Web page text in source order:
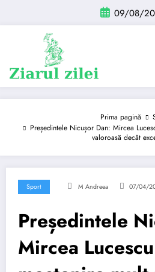
conținut
09/08/
Prima pagină
Președintele Nicușor Dan: Mircea
valoroasă decât
Sport M Andreea 07/04/
Președintele
Mircea